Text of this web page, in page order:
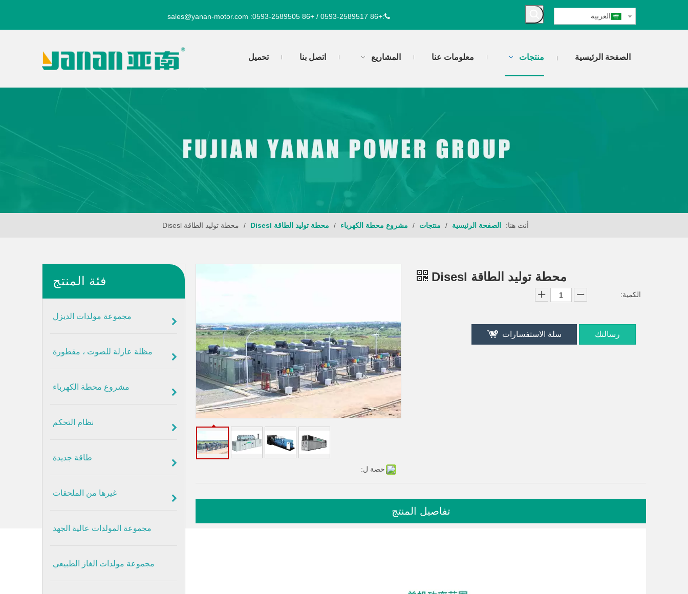
:
+86 0593-2589517 / +86 0593-2589505
:
sales@yanan-motor.com العربية
الصفحة الرئيسية منتجات معلومات عنا المشاريع اتصل بنا تحميل
أنت هنا: الصفحة الرئيسية / منتجات / مشروع محطة الكهرباء / محطة توليد الطاقة Disesl / محطة توليد الطاقة Disesl
فئة المنتج
مجموعة مولدات الديزل
مظلة عازلة للصوت ، مقطورة
مشروع محطة الكهرباء
نظام التحكم
طاقة جديدة
غيرها من الملحقات
مجموعة المولدات عالية الجهد
مجموعة مولدات الغاز الطبيعي
حصة ل:
محطة توليد الطاقة Disesl
الكمية:
رسالتك سلة الاستفسارات
تفاصيل المنتج